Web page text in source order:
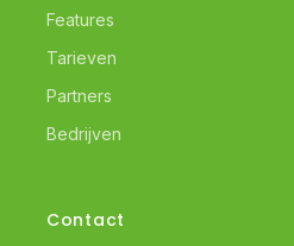
Features
Tarieven
Partners
Bedrijven
Contact